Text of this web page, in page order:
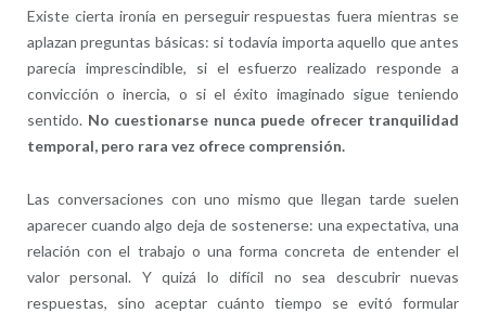
Existe cierta ironía en perseguir respuestas fuera mientras se
aplazan preguntas básicas: si todavía importa aquello que antes
parecía imprescindible, si el esfuerzo realizado responde a
convicción o inercia, o si el éxito imaginado sigue teniendo
sentido. No cuestionarse nunca puede ofrecer tranquilidad
temporal, pero rara vez ofrece comprensión.
Las conversaciones con uno mismo que llegan tarde suelen
aparecer cuando algo deja de sostenerse: una expectativa, una
relación con el trabajo o una forma concreta de entender el
valor personal. Y quizá lo difícil no sea descubrir nuevas
respuestas, sino aceptar cuánto tiempo se evitó formular